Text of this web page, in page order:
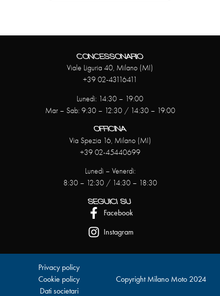
CONCESSONARIO
Viale Liguria 40, Milano (MI)
+39 02-43116411
Lunedì: 14:30 – 19:00
Mar – Sab: 9:30 – 12:30 / 14:30 – 19:00
OFFICINA
Via Spezia 16, Milano (MI)
+39 02-45440699
Lunedì – Venerdì:
8:30 – 12:30 / 14:30 – 18:30
SEGUICI SU
Facebook
Instagram
Privacy policy
Cookie policy
Dati societari
Copyright Milano Moto 2024